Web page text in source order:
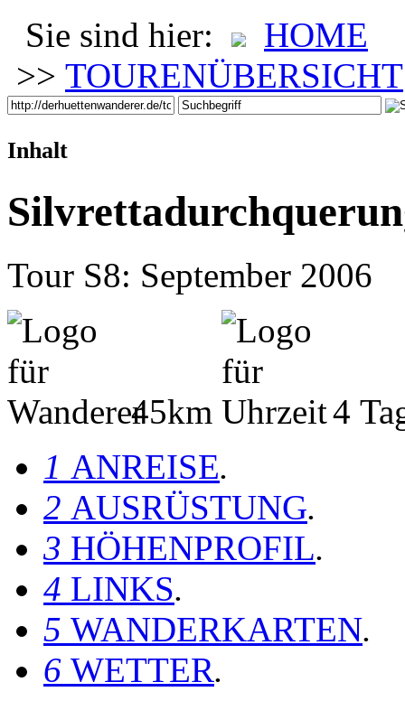
Sie sind hier:
HOME
>> TOURENÜBERSICHT
Inhalt
Tour S8: September 2006
45km
4
1 ANREISE.
2 AUSRÜSTUNG.
3 HÖHENPROFIL.
4 LINKS.
5 WANDERKARTEN.
6 WETTER.